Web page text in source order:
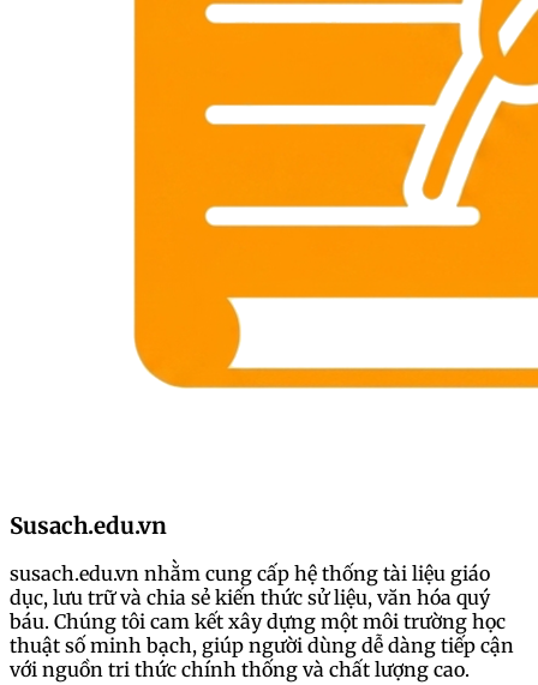
Susach.edu.vn
susach.edu.vn nhằm cung cấp hệ thống tài liệu giáo
dục, lưu trữ và chia sẻ kiến thức sử liệu, văn hóa quý
báu. Chúng tôi cam kết xây dựng một môi trường học
thuật số minh bạch, giúp người dùng dễ dàng tiếp cận
với nguồn tri thức chính thống và chất lượng cao.